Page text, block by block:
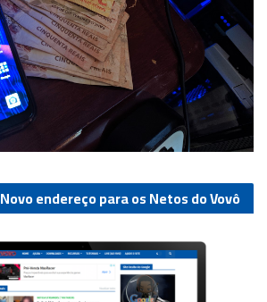
Novo endereço para os Netos do Vovô